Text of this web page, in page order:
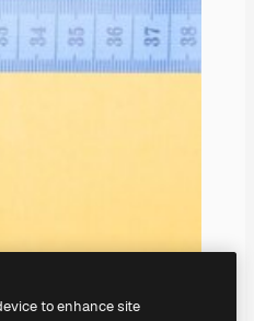
to enhance site